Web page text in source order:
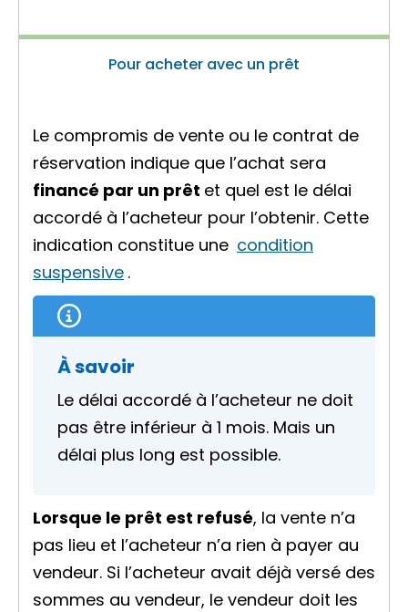
Pour acheter avec un prêt
Le compromis de vente ou le contrat de
réservation indique que l’achat sera
financé par un prêt et quel est le délai
accordé à l’acheteur pour l’obtenir. Cette
indication constitue une condition
suspensive .
À savoir
Le délai accordé à l’acheteur ne doit
pas être inférieur à 1 mois. Mais un
délai plus long est possible.
Lorsque le prêt est refusé, la vente n’a
pas lieu et l’acheteur n’a rien à payer au
vendeur. Si l’acheteur avait déjà versé des
sommes au vendeur, le vendeur doit les